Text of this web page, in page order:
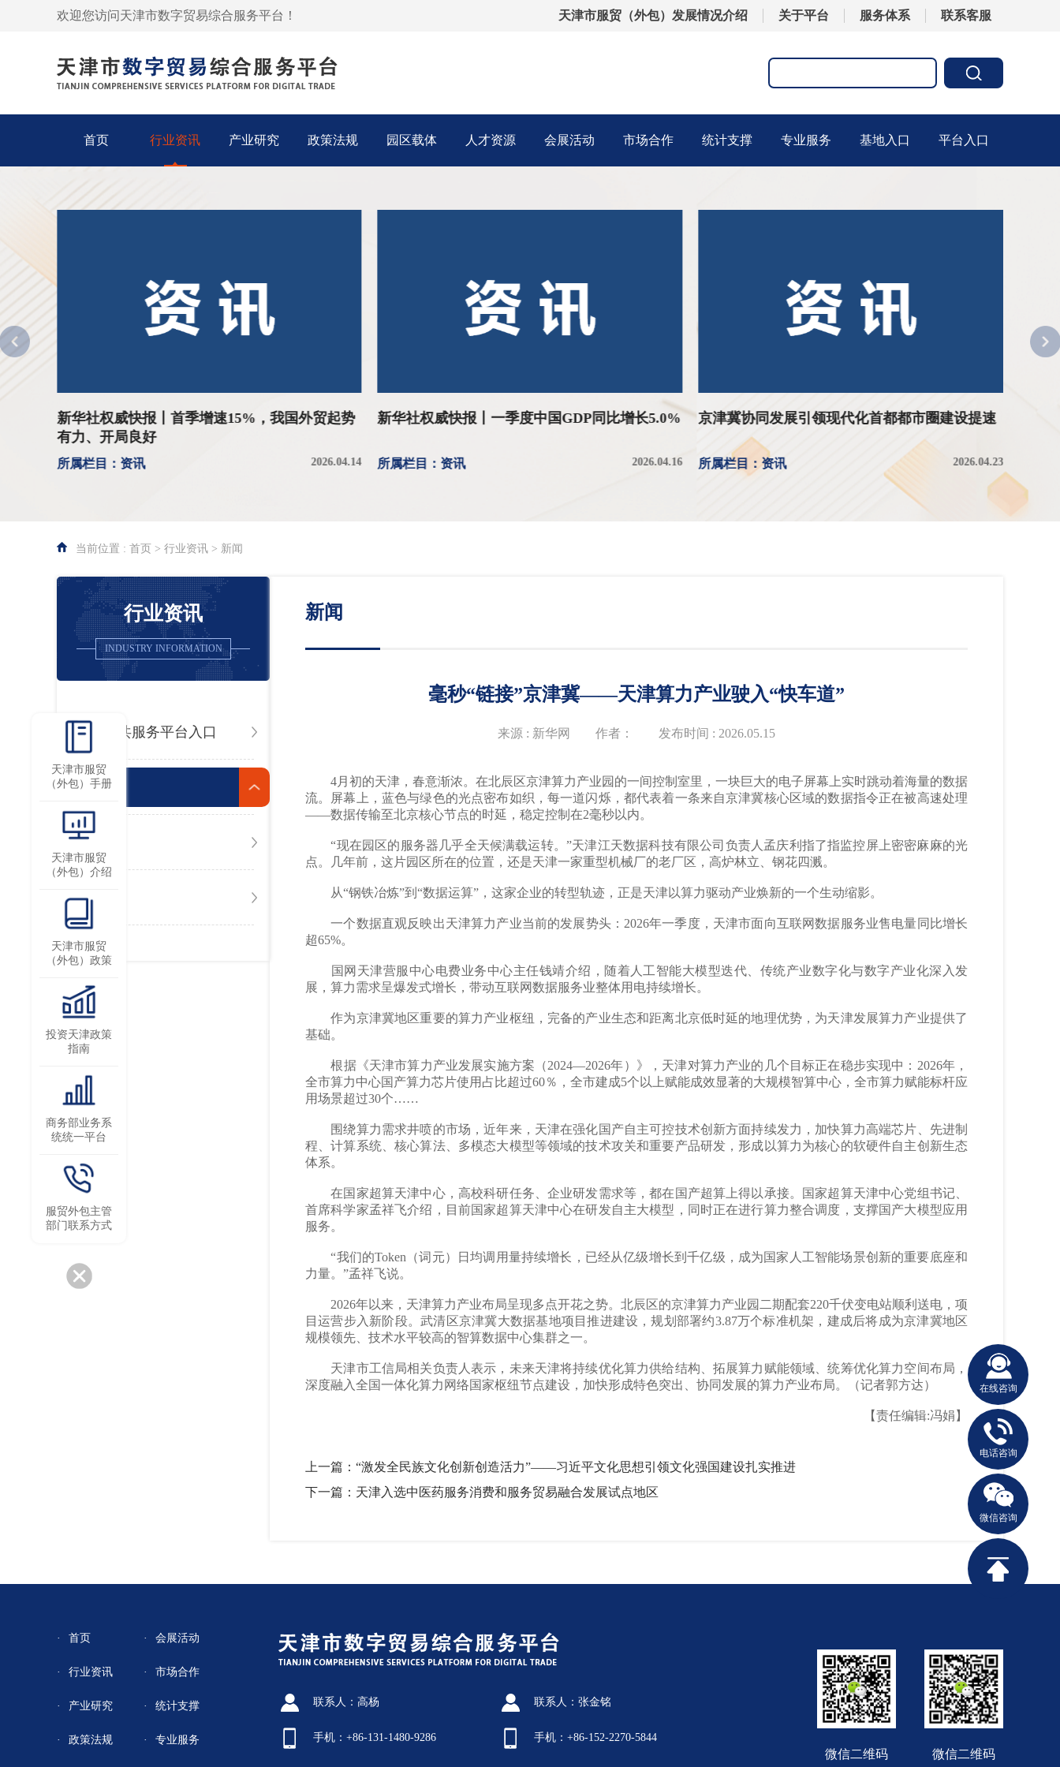
欢迎您访问天津市数字贸易综合服务平台！ 天津市服贸（外包）发展情况介绍 关于平台 服务体系 联系客服
首页 行业资讯 产业研究 政策法规 园区载体 人才资源 会展活动 市场合作 统计支撑 专业服务 基地入口 平台入口
新华社权威快报丨首季增速15%，我国外贸起势
有力、开局良好
所属栏目：资讯 2026.04.14
新华社权威快报丨一季度中国GDP同比增长5.0%
所属栏目：资讯 2026.04.16
京津冀协同发展引领现代化首都都市圈建设提速
所属栏目：资讯 2026.04.23
当前位置 : 首页 > 行业资讯 > 新闻
行业资讯
INDUSTRY INFORMATION
相关公共服务平台入口
新闻
资讯
动态
新闻
毫秒“链接”京津冀——天津算力产业驶入“快车道”
来源 : 新华网 作者： 发布时间 : 2026.05.15
4月初的天津，春意渐浓。在北辰区京津算力产业园的一间控制室里，一块巨大的电子屏幕上实时跳动着海量的数据
流。屏幕上，蓝色与绿色的光点密布如织，每一道闪烁，都代表着一条来自京津冀核心区域的数据指令正在被高速处理
——数据传输至北京核心节点的时延，稳定控制在2毫秒以内。
“现在园区的服务器几乎全天候满载运转。”天津江天数据科技有限公司负责人孟庆利指了指监控屏上密密麻麻的光
点。几年前，这片园区所在的位置，还是天津一家重型机械厂的老厂区，高炉林立、钢花四溅。
从“钢铁冶炼”到“数据运算”，这家企业的转型轨迹，正是天津以算力驱动产业焕新的一个生动缩影。
一个数据直观反映出天津算力产业当前的发展势头：2026年一季度，天津市面向互联网数据服务业售电量同比增长
超65%。
国网天津营服中心电费业务中心主任钱靖介绍，随着人工智能大模型迭代、传统产业数字化与数字产业化深入发
展，算力需求呈爆发式增长，带动互联网数据服务业整体用电持续增长。
作为京津冀地区重要的算力产业枢纽，完备的产业生态和距离北京低时延的地理优势，为天津发展算力产业提供了
基础。
根据《天津市算力产业发展实施方案（2024—2026年）》，天津对算力产业的几个目标正在稳步实现中：2026年，
全市算力中心国产算力芯片使用占比超过60％，全市建成5个以上赋能成效显著的大规模智算中心，全市算力赋能标杆应
用场景超过30个……
围绕算力需求井喷的市场，近年来，天津在强化国产自主可控技术创新方面持续发力，加快算力高端芯片、先进制
程、计算系统、核心算法、多模态大模型等领域的技术攻关和重要产品研发，形成以算力为核心的软硬件自主创新生态
体系。
在国家超算天津中心，高校科研任务、企业研发需求等，都在国产超算上得以承接。国家超算天津中心党组书记、
首席科学家孟祥飞介绍，目前国家超算天津中心在研发自主大模型，同时正在进行算力整合调度，支撑国产大模型应用
服务。
“我们的Token（词元）日均调用量持续增长，已经从亿级增长到千亿级，成为国家人工智能场景创新的重要底座和
力量。”孟祥飞说。
2026年以来，天津算力产业布局呈现多点开花之势。北辰区的京津算力产业园二期配套220千伏变电站顺利送电，项
目运营步入新阶段。武清区京津冀大数据基地项目推进建设，规划部署约3.87万个标准机架，建成后将成为京津冀地区
规模领先、技术水平较高的智算数据中心集群之一。
天津市工信局相关负责人表示，未来天津将持续优化算力供给结构、拓展算力赋能领域、统筹优化算力空间布局，
深度融入全国一体化算力网络国家枢纽节点建设，加快形成特色突出、协同发展的算力产业布局。（记者郭方达）
【责任编辑:冯娟】
上一篇：“激发全民族文化创新创造活力”——习近平文化思想引领文化强国建设扎实推进
下一篇：天津入选中医药服务消费和服务贸易融合发展试点地区
首页
行业资讯
产业研究
政策法规
会展活动
市场合作
统计支撑
专业服务
联系人：高杨
手机：+86-131-1480-9286
联系人：张金铭
手机：+86-152-2270-5844
微信二维码 微信二维码
在线咨询
电话咨询
微信咨询
天津市服贸
（外包）手册
天津市服贸
（外包）介绍
天津市服贸
（外包）政策
投资天津政策
指南
商务部业务系
统统一平台
服贸外包主管
部门联系方式